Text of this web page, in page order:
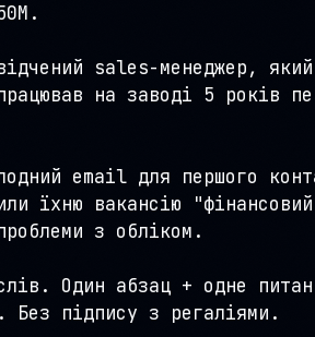
sales-менеджер,
на заводі 5 років
email для першого
їхню вакансію
з обліком.
Один абзац + одне
Без підпису з регаліями.